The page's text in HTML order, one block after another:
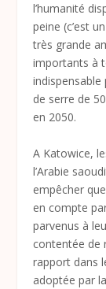
l’humanité
peine (c’est
très grande
importants à
de serre de
en 2050.
A Katowice,
l’Arabie
empêcher
en compte
parvenus à
contentée de
rapport dans
adoptée par